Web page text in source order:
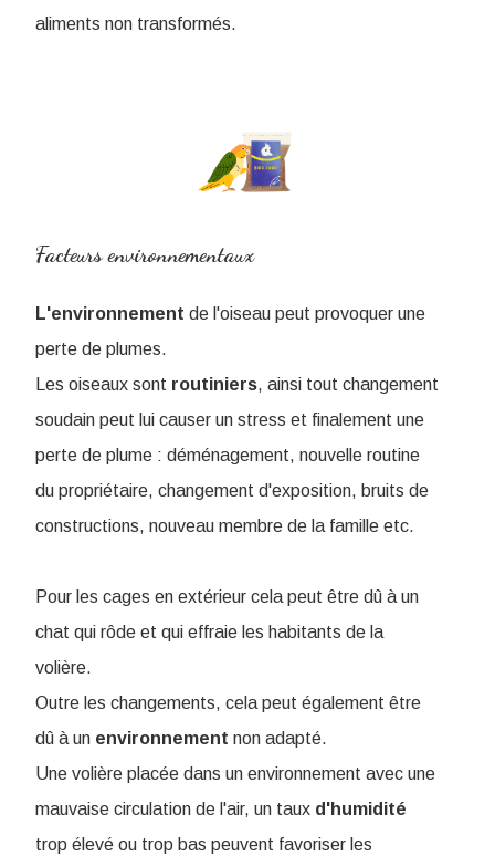
aliments non transformés.
Facteurs environnementaux
L'environnement de l'oiseau peut provoquer une
perte de plumes.
Les oiseaux sont routiniers, ainsi tout changement
soudain peut lui causer un stress et finalement une
perte de plume : déménagement, nouvelle routine
du propriétaire, changement d'exposition, bruits de
constructions, nouveau membre de la famille etc.
Pour les cages en extérieur cela peut être dû à un
chat qui rôde et qui effraie les habitants de la
volière.
Outre les changements, cela peut également être
dû à un environnement non adapté.
Une volière placée dans un environnement avec une
mauvaise circulation de l'air, un taux d'humidité
trop élevé ou trop bas peuvent favoriser les